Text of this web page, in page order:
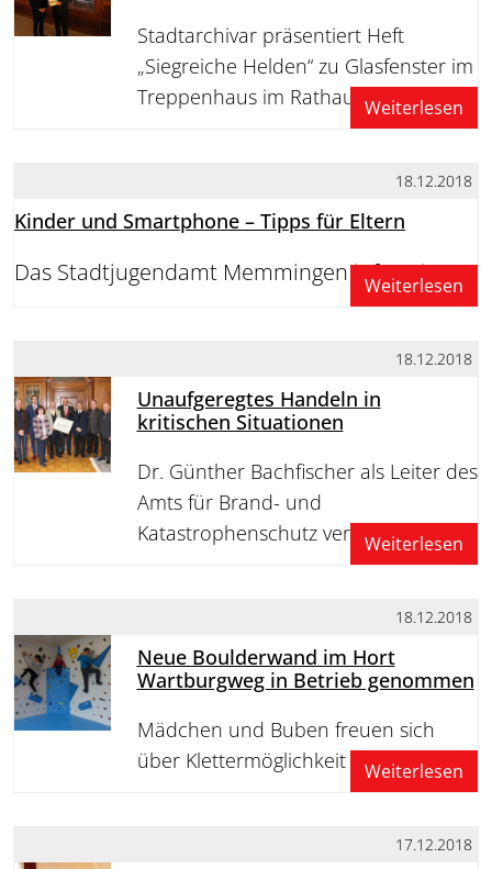
Stadtarchivar präsentiert Heft
„Siegreiche Helden“ zu Glasfenster im
Treppenhaus im Rathaus Weiterlesen
18.12.2018
Kinder und Smartphone – Tipps für Eltern
Das Stadtjugendamt Memmingen informiert
Weiterlesen
18.12.2018
Unaufgeregtes Handeln in
kritischen Situationen
Dr. Günther Bachfischer als Leiter des
Amts für Brand- und
Katastrophenschutz verabschiedet
Weiterlesen
18.12.2018
Neue Boulderwand im Hort
Wartburgweg in Betrieb genommen
Mädchen und Buben freuen sich
über Klettermöglichkeit
Weiterlesen
17.12.2018